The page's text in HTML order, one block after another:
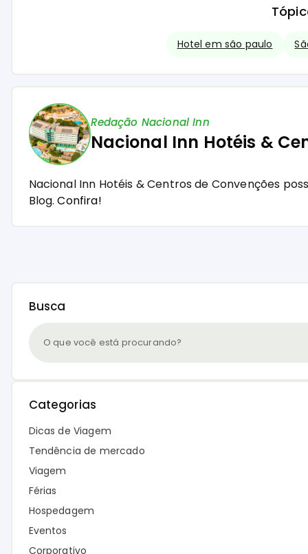
Hotel em são paulo
Redação Nacional Inn
Nacional Inn Hotéis &
Nacional Inn Hotéis & Centros de Convenções
Blog.Confira!
Busca
Categorias
Dicas de Viagem
Tendência de mercado
Viagem
Férias
Hospedagem
Eventos
Corporativo